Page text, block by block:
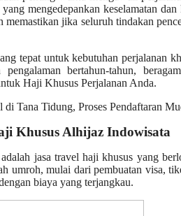
mengedepankan keselamatan
memastikan jika seluruh tindakan
tepat untuk kebutuhan perjalanan
bertahun-tahun,
Haji Khusus Perjalanan Anda.
Khusus Alhijaz Indowisata
jasa travel haji khusus yang
umroh, mulai dari pembuatan visa,
biaya yang terjangkau.